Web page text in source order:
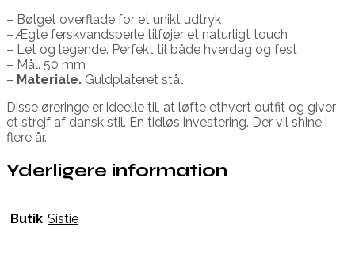
– Bølget overflade for et unikt udtryk
– Ægte ferskvandsperle tilføjer et naturligt touch
– Let og legende. Perfekt til både hverdag og fest
– Mål. 50 mm
– Materiale. Guldplateret stål
Disse øreringe er ideelle til, at løfte ethvert outfit og giver
et strejf af dansk stil. En tidløs investering. Der vil shine i
flere år.
Yderligere information
Butik Sistie